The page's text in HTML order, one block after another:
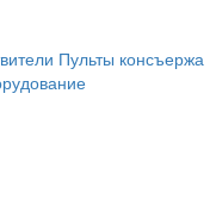
Пульты консъержа